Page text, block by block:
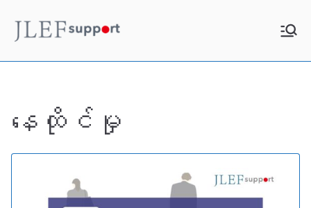
နေထိုင်မှု